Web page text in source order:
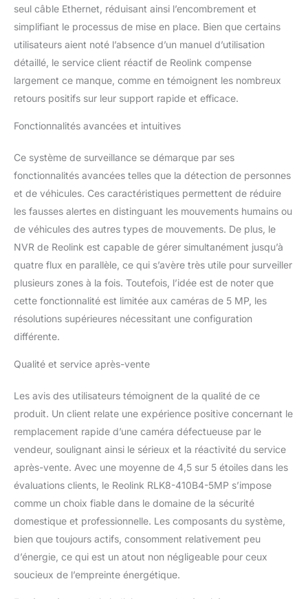
l'obscurité dans une
portée allant jusqu'à
30m, protégeant votre
maison et votre
entreprise. Kit
Vidéosurveillance PoE
Plug & Play : Connexion
connecter la caméra de
les câbles Ethernet de 18
mètres inclus. Un seul
câble réseau est
responsable de la
transmission du signal
vidéo et de l'alimentation
débutant peut l'installer
sans effort. Protection
Sans Cesse
Enregistrement 24/7 : Ce
PoE prend en charge
caméras. Vous aurez une
pour ne rien manquer. La
vidéo sera stockée dans
le disque dur de 2 To
préinstallé. Vous pouvez
même installer un disque
dur externe (jusqu'à 8
To) pour augmenter
l'espace de stockage, la
pouvant atteindre 16 To.
Compatible avec Toutes
Les Caméras IP PoE/WiFi
Reolink : Ce système de
seul câble Ethernet, réduisant ainsi l’encombrement et
simplifiant le processus de mise en place. Bien que certains
utilisateurs aient noté l’absence d’un manuel d’utilisation
détaillé, le service client réactif de Reolink compense
largement ce manque, comme en témoignent les nombreux
retours positifs sur leur support rapide et efficace.
Fonctionnalités avancées et intuitives
Ce système de surveillance se démarque par ses
fonctionnalités avancées telles que la détection de personnes
et de véhicules. Ces caractéristiques permettent de réduire
les fausses alertes en distinguant les mouvements humains ou
de véhicules des autres types de mouvements. De plus, le
NVR de Reolink est capable de gérer simultanément jusqu’à
quatre flux en parallèle, ce qui s’avère très utile pour surveiller
plusieurs zones à la fois. Toutefois, l’idée est de noter que
cette fonctionnalité est limitée aux caméras de 5 MP, les
résolutions supérieures nécessitant une configuration
différente.
Qualité et service après-vente
Les avis des utilisateurs témoignent de la qualité de ce
produit. Un client relate une expérience positive concernant le
remplacement rapide d’une caméra défectueuse par le
vendeur, soulignant ainsi le sérieux et la réactivité du service
après-vente. Avec une moyenne de 4,5 sur 5 étoiles dans les
évaluations clients, le Reolink RLK8-410B4-5MP s’impose
comme un choix fiable dans le domaine de la sécurité
domestique et professionnelle. Les composants du système,
bien que toujours actifs, consomment relativement peu
d’énergie, ce qui est un atout non négligeable pour ceux
soucieux de l’empreinte énergétique.